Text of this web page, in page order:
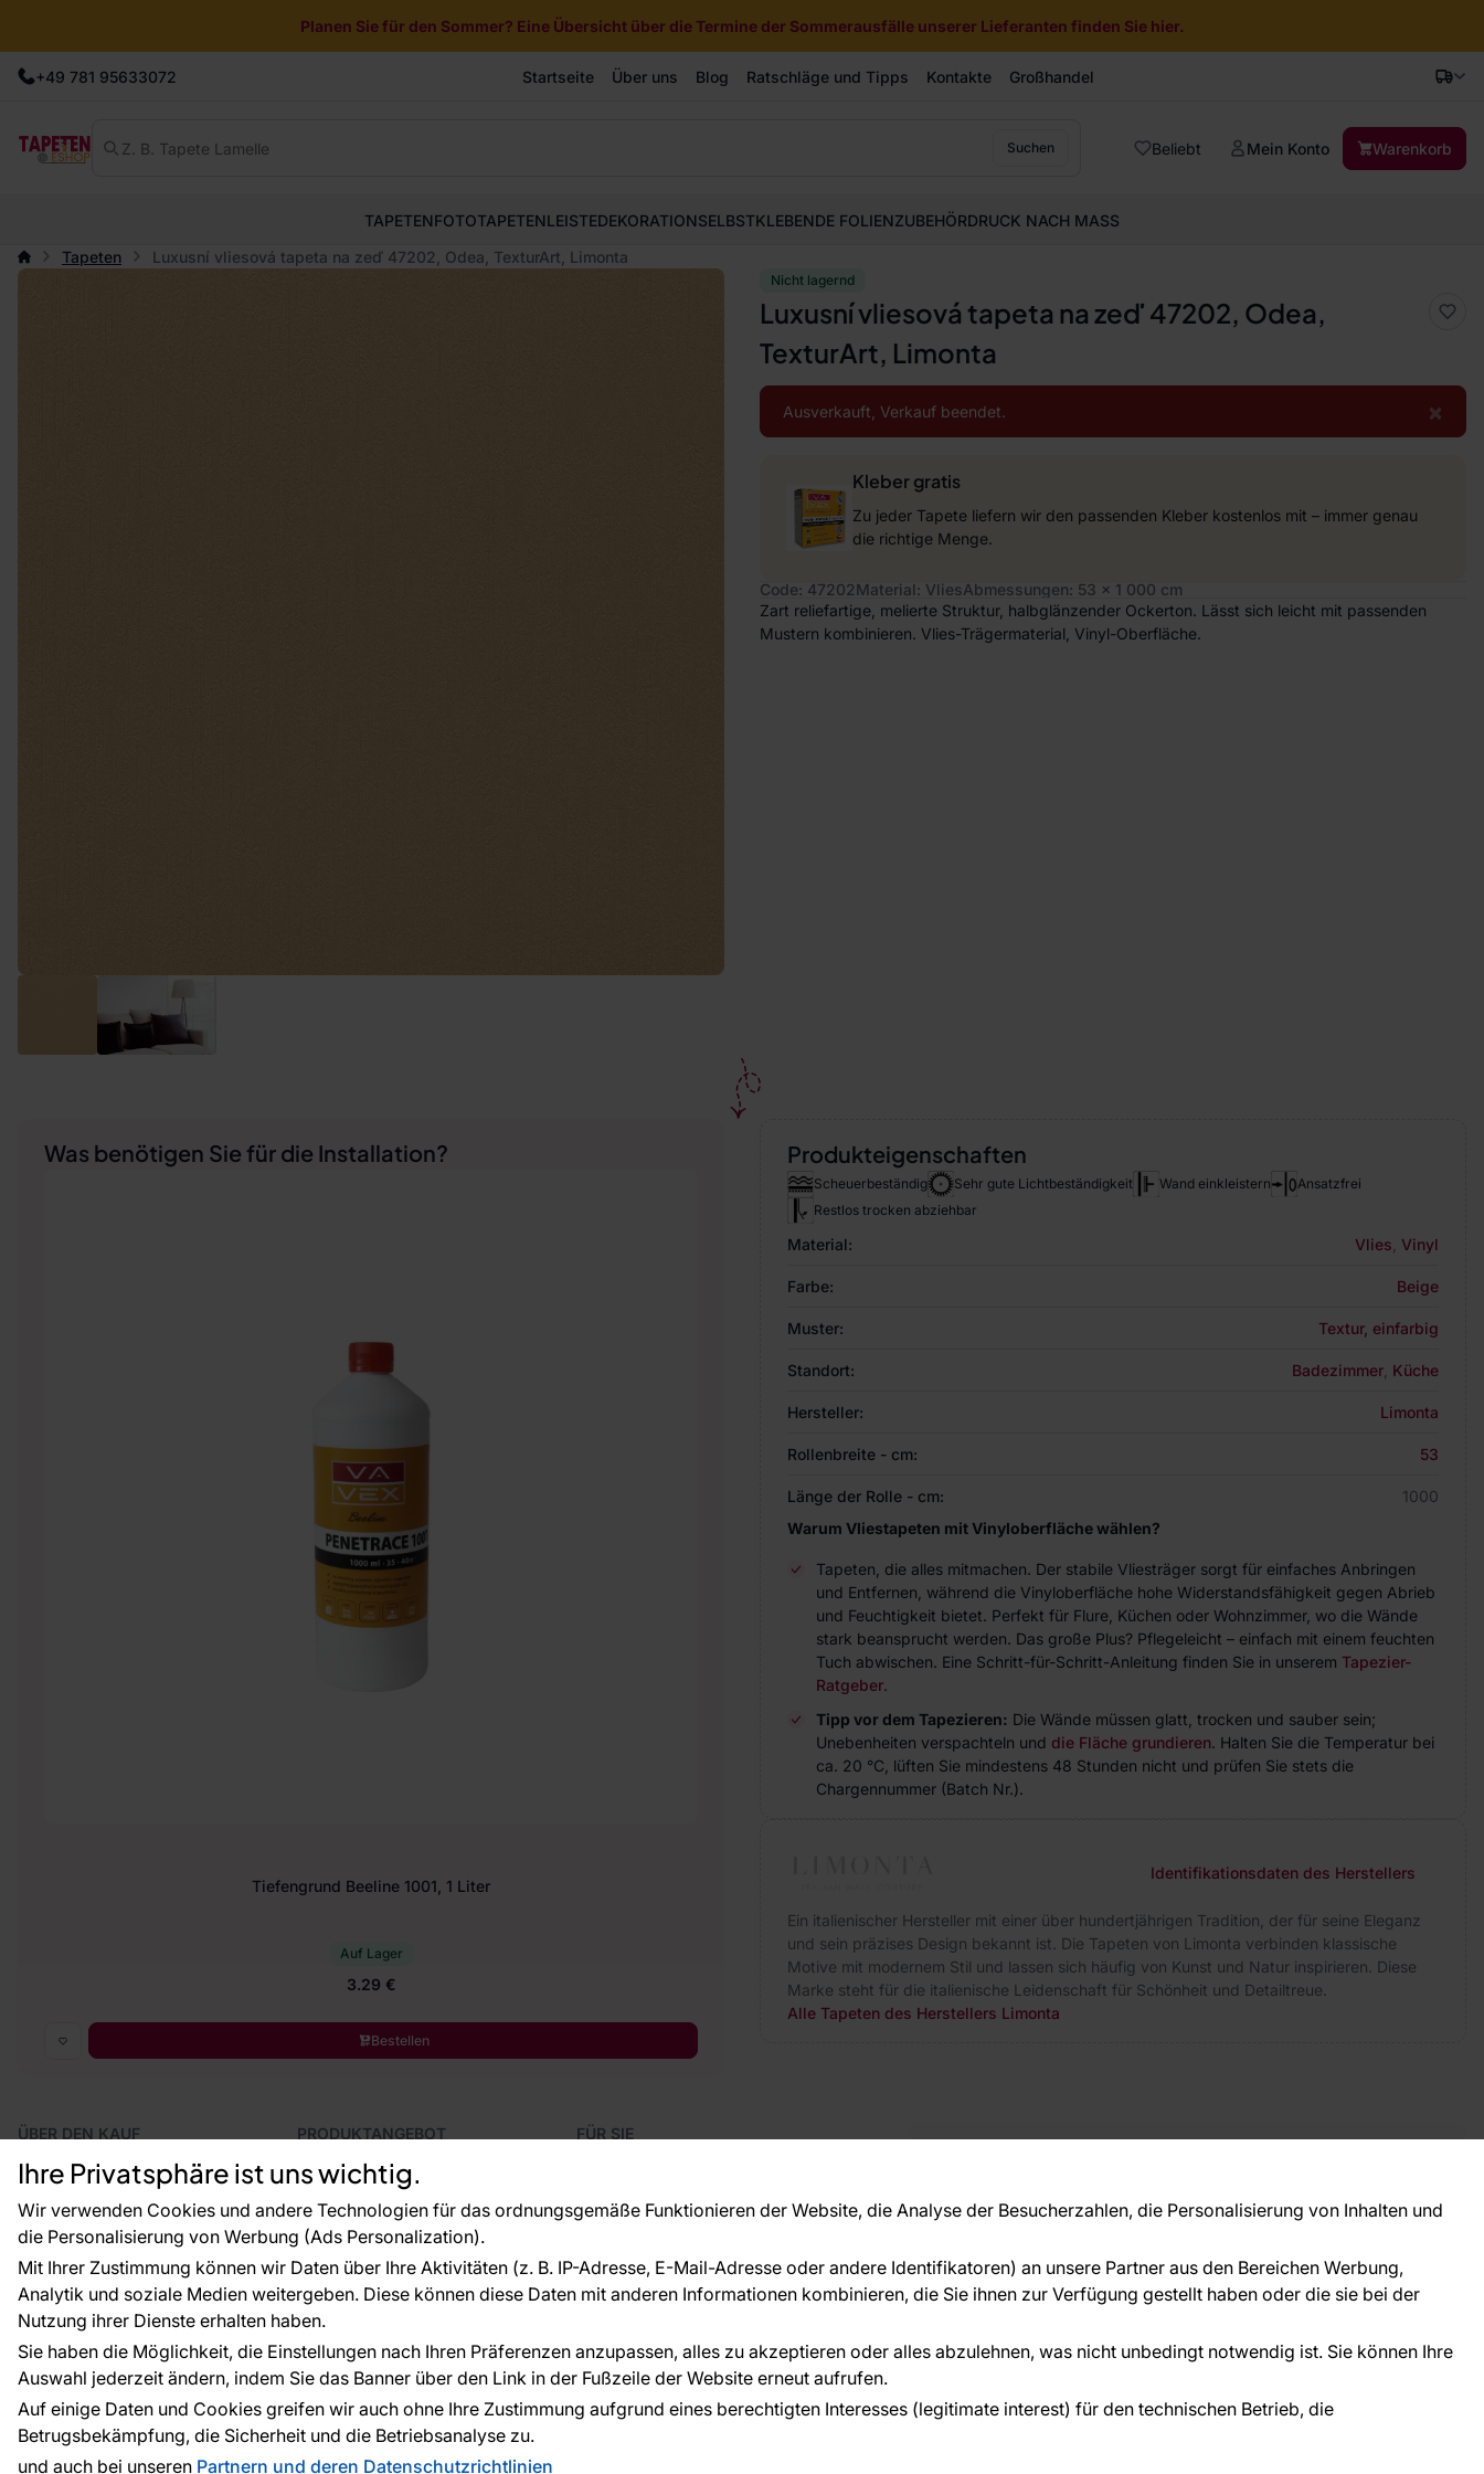
Ihre Privatsphäre ist uns wichtig.
Wir verwenden Cookies und andere Technologien für das ordnungsgemäße Funktionieren der Website, die Analyse der Besucherzahlen, die Personalisierung von Inhalten und
die Personalisierung von Werbung (Ads Personalization).
Mit Ihrer Zustimmung können wir Daten über Ihre Aktivitäten (z. B. IP-Adresse, E-Mail-Adresse oder andere Identifikatoren) an unsere Partner aus den Bereichen Werbung,
Analytik und soziale Medien weitergeben. Diese können diese Daten mit anderen Informationen kombinieren, die Sie ihnen zur Verfügung gestellt haben oder die sie bei der
Nutzung ihrer Dienste erhalten haben.
Sie haben die Möglichkeit, die Einstellungen nach Ihren Präferenzen anzupassen, alles zu akzeptieren oder alles abzulehnen, was nicht unbedingt notwendig ist. Sie können Ihre
Auswahl jederzeit ändern, indem Sie das Banner über den Link in der Fußzeile der Website erneut aufrufen.
Auf einige Daten und Cookies greifen wir auch ohne Ihre Zustimmung aufgrund eines berechtigten Interesses (legitimate interest) für den technischen Betrieb, die
Betrugsbekämpfung, die Sicherheit und die Betriebsanalyse zu.
und auch bei unseren Partnern und deren Datenschutzrichtlinien
Planen Sie für den Sommer? Eine Übersicht über die Termine der Sommerausfälle unserer Lieferanten finden Sie hier.
+49 781 95633072 Startseite Über uns Blog Ratschläge und Tipps Kontakte Großhandel
Suchen Beliebt Mein Konto Warenkorb
TAPETENFOTOTAPETENLEISTEDEKORATIONSELBSTKLEBENDE FOLIENZUBEHÖRDRUCK NACH MASS
Tapeten
Luxusní vliesová tapeta na zeď 47202, Odea, TexturArt, Limonta
Nicht lagernd
Luxusní vliesová tapeta na zeď 47202, Odea,
TexturArt, Limonta
×
Ausverkauft, Verkauf beendet.
Kleber gratis
Zu jeder Tapete liefern wir den passenden Kleber kostenlos mit – immer genau
die richtige Menge.
Code: 47202Material: VliesAbmessungen: 53 x 1 000 cm
Zart reliefartige, melierte Struktur, halbglänzender Ockerton. Lässt sich leicht mit passenden
Mustern kombinieren. Vlies-Trägermaterial, Vinyl-Oberfläche.
Produkteigenschaften
Scheuerbeständig Sehr gute Lichtbeständigkeit Wand einkleistern
Ansatzfrei
Restlos trocken abziehbar
Material: Vlies Vinyl
Farbe: Beige
Muster: Textur, einfarbig
Standort: Badezimmer Küche
Hersteller: Limonta
Rollenbreite - cm: 53
Länge der Rolle - cm:
1000
Warum Vliestapeten mit Vinyloberfläche wählen?
Tapeten, die alles mitmachen. Der stabile Vliesträger sorgt für einfaches Anbringen
und Entfernen, während die Vinyloberfläche hohe Widerstandsfähigkeit gegen Abrieb
und Feuchtigkeit bietet. Perfekt für Flure, Küchen oder Wohnzimmer, wo die Wände
stark beansprucht werden. Das große Plus? Pflegeleicht – einfach mit einem feuchten
Tuch abwischen. Eine Schritt-für-Schritt-Anleitung finden Sie in unserem Tapezier-
Ratgeber.
Tipp vor dem Tapezieren: Die Wände müssen glatt, trocken und sauber sein;
Unebenheiten verspachteln und die Fläche grundieren. Halten Sie die Temperatur bei
ca. 20 °C, lüften Sie mindestens 48 Stunden nicht und prüfen Sie stets die
Chargennummer (Batch Nr.).
Identifikationsdaten des Herstellers
Ein italienischer Hersteller mit einer über hundertjährigen Tradition, der für seine Eleganz
und sein präzises Design bekannt ist. Die Tapeten von Limonta verbinden klassische
Motive mit modernem Stil und lassen sich häufig von Kunst und Natur inspirieren. Diese
Marke steht für die italienische Leidenschaft für Schönheit und Detailtreue.
Alle Tapeten des Herstellers Limonta
Was benötigen Sie für die Installation?
Tiefengrund Beeline 1001, 1 Liter
Auf Lager
3.29 €
Bestellen
ÜBER DEN KAUF
Versand und Bezahlung
Vertragsrücktritt
Reklamationsverfahren
Rücksendung von Waren
CE-Zertifizierung
Großhandel
Raumvisualisierung
PRODUKTANGEBOT
Fototapeten
Leiste
Dekoration
Selbstklebende Folien
Zubehör
Tapetenmuster
FÜR SIE
EU-Projekte
Ratschläge und Tipps
ÜBER DAS UNTERNEHMEN
beraten Sie persönlich.
service@tapeteneshop.de
Zahlungsarten: Die Zahlungen werden geleistet von: